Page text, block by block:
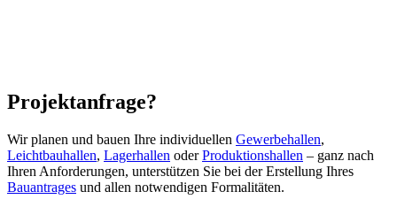
Projektanfrage?
Wir planen und bauen Ihre individuellen Gewerbehallen,
Leichtbauhallen, Lagerhallen oderProduktionshallen – ganz nach
Ihren Anforderungen, unterstützen Sie bei der Erstellung Ihres
Bauantrages und allen notwendigen Formalitäten.